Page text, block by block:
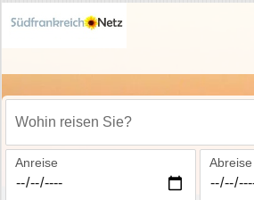
Wohin reisen Sie?
Anreise Abreise